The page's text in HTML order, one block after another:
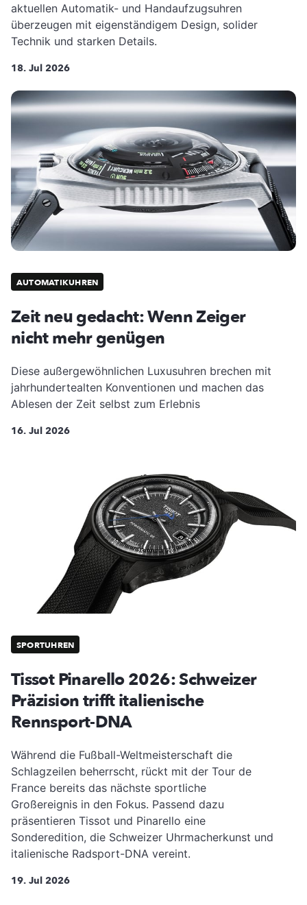
aktuellen Automatik- und Handaufzugsuhren
überzeugen mit eigenständigem Design, solider
Technik und starken Details.
18. Jul 2026
AUTOMATIKUHREN
Zeit neu gedacht: Wenn Zeiger
nicht mehr genügen
Diese außergewöhnlichen Luxusuhren brechen mit
jahrhundertealten Konventionen und machen das
Ablesen der Zeit selbst zum Erlebnis
16. Jul 2026
SPORTUHREN
Tissot Pinarello 2026: Schweizer
Präzision trifft italienische
Rennsport-DNA
Während die Fußball-Weltmeisterschaft die
Schlagzeilen beherrscht, rückt mit der Tour de
France bereits das nächste sportliche
Großereignis in den Fokus. Passend dazu
präsentieren Tissot und Pinarello eine
Sonderedition, die Schweizer Uhrmacherkunst und
italienische Radsport-DNA vereint.
19. Jul 2026